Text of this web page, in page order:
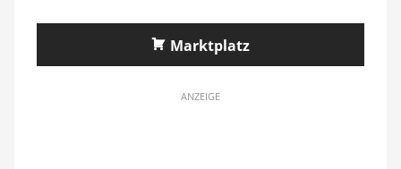
Marktplatz
ANZEIGE